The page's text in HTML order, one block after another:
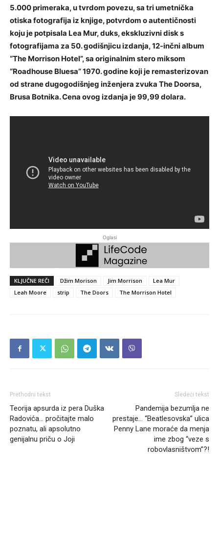
5.000 primeraka, u tvrdom povezu, sa tri umetnička
otiska fotografija iz knjige, potvrdom o autentičnosti
koju je potpisala Lea Mur, duks, ekskluzivni disk s
fotografijama za 50. godišnjicu izdanja, 12-inčni album
“The Morrison Hotel”, sa originalnim stero miksom
“Roadhouse Bluesa” 1970. godine koji je remasterizovan
od strane dugogodišnjeg inženjera zvuka The Doorsa,
Brusa Botnika. Cena ovog izdanja je 99,99 dolara.
Oglasi
KLJUČNE REČI Džim Morison Jim Morrison
Lea Mur
Leah Moore
strip The Doors The Morrison Hotel
Prethodni tekst
Teorija apsurda iz pera Duška
Radovića… pročitajte malo
poznatu, ali apsolutno
genijalnu priču o Joji
Sledeći tekst
Pandemija bezumlja ne
prestaje… “Beatlesovska” ulica
Penny Lane moraće da menja
ime zbog “veze s
robovlasništvom”?!